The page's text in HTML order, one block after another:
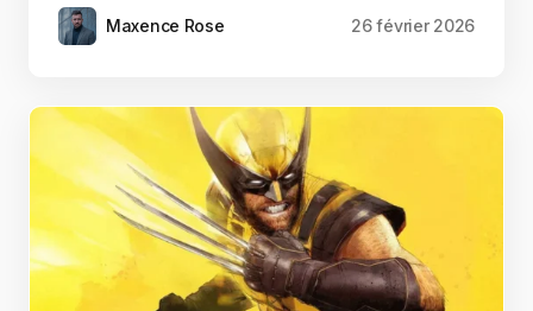
Maxence Rose 26 février 2026